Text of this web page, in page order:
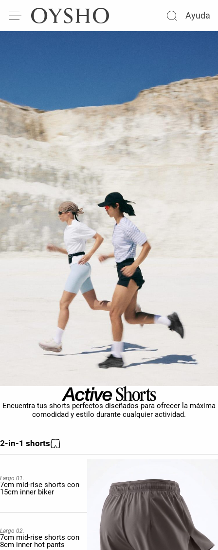
Ayuda
Encuentra tus shorts perfectos diseñados para ofrecer la máxima
comodidad y estilo durante cualquier actividad.
2-in-1 shorts
Largo 01.
7cm mid-rise shorts con
15cm inner biker
Largo 02.
7cm mid-rise shorts con
8cm inner hot pants